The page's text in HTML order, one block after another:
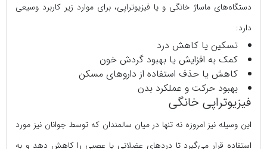
دستگاه‌های ماساژ خانگی و یا فیزیوتراپی، برای موارد زیر کاربرد وسیعی
دارد:
تسکین یا کاهش درد
کمک به افزایش یا بهبود گردش خون
کاهش یا حذف استفاده از داروهای مسکن
بهبود حرکت و عملکرد بدن
فیزیوتراپی خانگی
این وسیله نیز امروزه نه تنها در میان سالمندان که توسط جوانان نیز مورد
استفاده قرار می‌گیرد تا دردهای عضلانی یا عصبی را کاهش دهد و به